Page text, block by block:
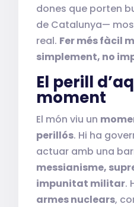
dones que porten
de Catalunya—
real. Fer més fàcil
simplement, no
El perill
moment
El món viu un
perillós. Hi ha
actuar amb una
messianisme,
impunitat militar.
armes nuclears,